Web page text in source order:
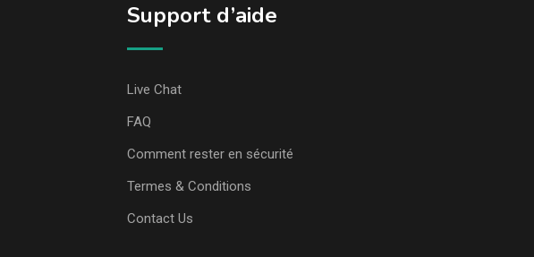
Support d’aide
Live Chat
FAQ
Comment rester en sécurité
Termes & Conditions
Contact Us